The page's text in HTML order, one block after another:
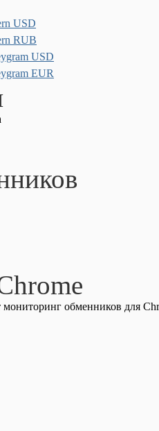
USD
RUB
USD
EUR
мониторинг обменников для